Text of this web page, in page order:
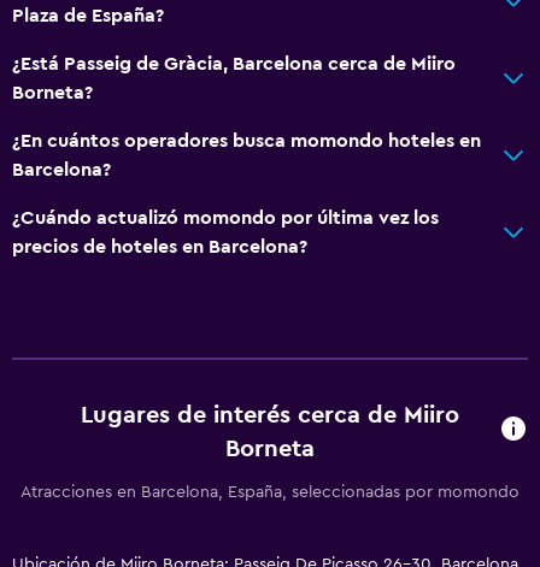
Plaza de España?
¿Está Passeig de Gràcia, Barcelona cerca de Miiro
Borneta?
¿En cuántos operadores busca momondo hoteles en
Barcelona?
¿Cuándo actualizó momondo por última vez los
precios de hoteles en Barcelona?
Lugares de interés cerca de Miiro
Borneta
Atracciones en Barcelona, España, seleccionadas por momondo